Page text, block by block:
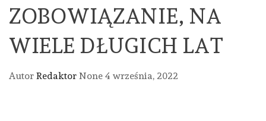
ZOBOWIĄZANIE, NA
WIELE DŁUGICH LAT
Autor Redaktor None 4 września, 2022